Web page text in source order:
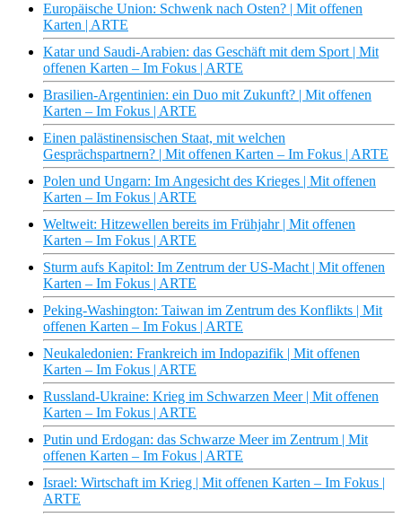
Europäische Union: Schwenk nach Osten? | Mit offenen
Karten | ARTE
Katar und Saudi-Arabien: das Geschäft mit dem Sport | Mit
offenen Karten – Im Fokus | ARTE
Brasilien-Argentinien: ein Duo mit Zukunft? | Mit offenen
Karten – Im Fokus | ARTE
Einen palästinensischen Staat, mit welchen
Gesprächspartnern? | Mit offenen Karten – Im Fokus | ARTE
Polen und Ungarn: Im Angesicht des Krieges | Mit offenen
Karten – Im Fokus | ARTE
Weltweit: Hitzewellen bereits im Frühjahr | Mit offenen
Karten – Im Fokus | ARTE
Sturm aufs Kapitol: Im Zentrum der US-Macht | Mit offenen
Karten – Im Fokus | ARTE
Peking-Washington: Taiwan im Zentrum des Konflikts | Mit
offenen Karten – Im Fokus | ARTE
Neukaledonien: Frankreich im Indopazifik | Mit offenen
Karten – Im Fokus | ARTE
Russland-Ukraine: Krieg im Schwarzen Meer | Mit offenen
Karten – Im Fokus | ARTE
Putin und Erdogan: das Schwarze Meer im Zentrum | Mit
offenen Karten – Im Fokus | ARTE
Israel: Wirtschaft im Krieg | Mit offenen Karten – Im Fokus |
ARTE